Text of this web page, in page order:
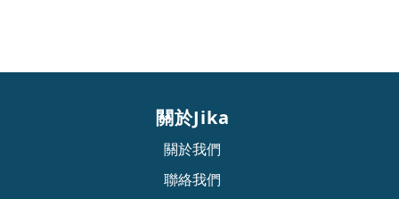
關於Jika
關於我們
聯絡我們